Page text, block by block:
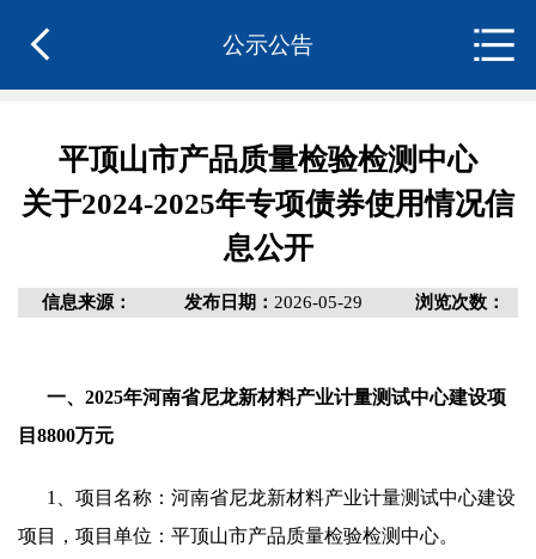
公示公告
平顶山市产品质量检验检测中心
关于2024-2025年专项债券使用情况信
息公开
信息来源： 发布日期： 2026-05-29 浏览次数：
一、2025年河南省尼龙新材料产业计量测试中心建设项
目8800万元
1、项目名称：河南省尼龙新材料产业计量测试中心建设
项目，项目单位：平顶山市产品质量检验检测中心。